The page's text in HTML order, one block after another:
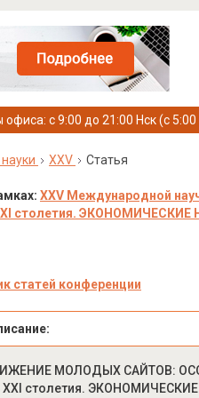
офиса: с 9:00 до 21:00 Нск (с
XXV Статья
XXV Международной
столетия. ЭКОНОМИЧЕСКИЕ
статей конференции
МОЛОДЫХ САЙТОВ:
столетия.